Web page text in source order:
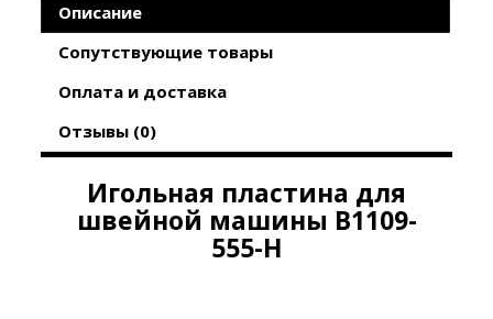
Описание
Сопутствующие товары
Оплата и доставка
Отзывы (0)
Игольная пластина для
швейной машины B1109-
555-H